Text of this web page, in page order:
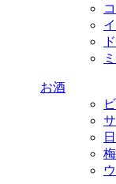
お酒